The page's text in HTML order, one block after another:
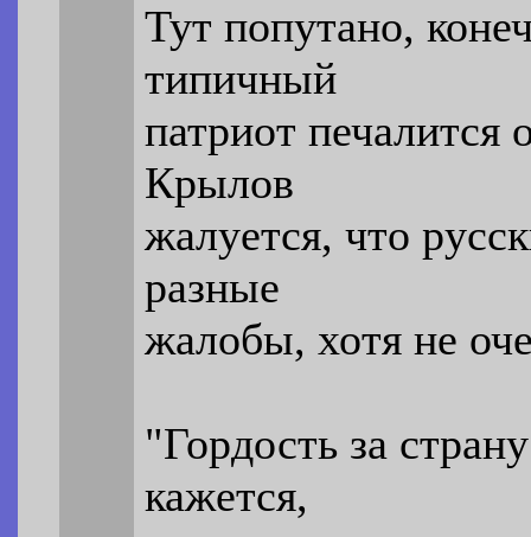
Тут попутано,
типичный
патриот печалится
Крылов
жалуется, что
разные
жалобы, хотя не
"Гордость за
кажется,